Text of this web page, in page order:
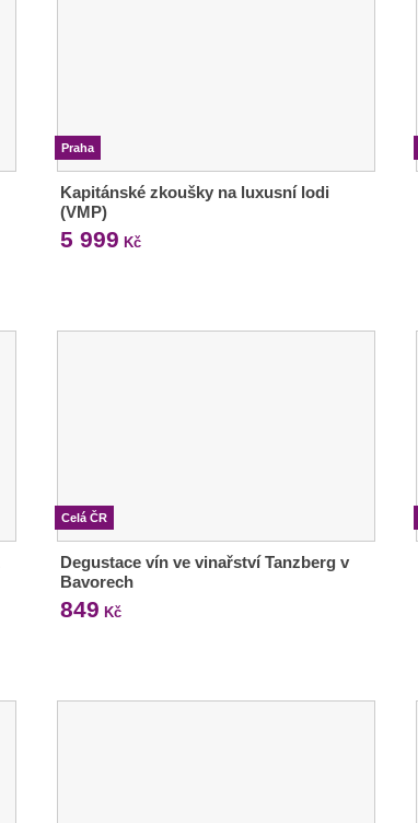
Praha
Kapitánské zkoušky na luxusní lodi
(VMP)
5 999 Kč
Celá ČR
Degustace vín ve vinařství Tanzberg v
Bavorech
849 Kč